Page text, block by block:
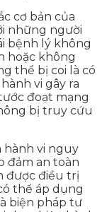
cơ bản của
những người
bệnh lý không
hoặc không
thể bị coi là có
vi gây ra
đoạt mạng
bị truy cứu
hành vi nguy
đảm an toàn
được điều trị
thể áp dụng
biện pháp tư